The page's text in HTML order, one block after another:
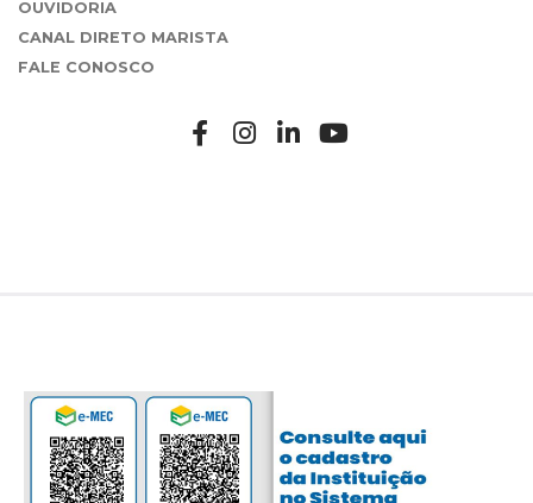
OUVIDORIA
CANAL DIRETO MARISTA
FALE CONOSCO